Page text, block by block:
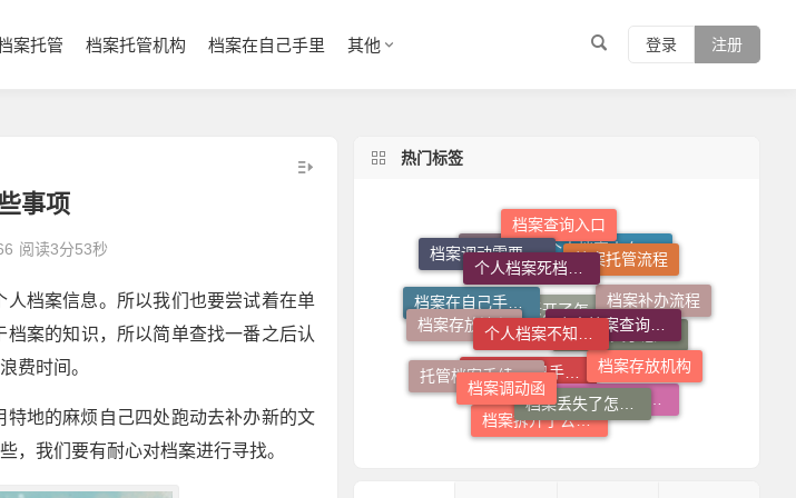
登录 注册
案托管 档案托管机构 档案在自己手里 其他
事项
阅读3分53秒
档案信息。所以我们也要尝试着在单
案的知识，所以简单查找一番之后认
费时间。
地的麻烦自己四处跑动去补办新的文
，我们要有耐心对档案进行寻找。
热门标签
档案在自己手里怎么办
档案拆开了怎么补救 档案丢失了怎么补
人才中心档案接收流程
档案拆开了去哪里封
托管档案手续如何办理
档案在自己手里怎么放到人才市场
档案查询系统官网 个人档案去向查询
档案补办流程
档案存放机构
档案丢失了怎么办
档案调动函
档案存放流程
档案调动需要什么手续
档案查询入口档案托管流程
个人档案查询系统
个人档案不知道在哪儿怎么查
个人档案死档激活